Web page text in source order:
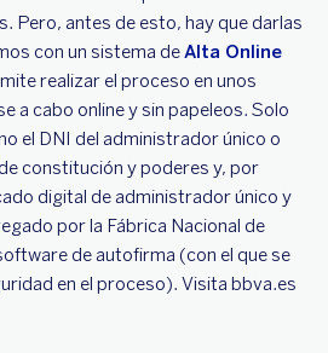
Pero, antes de esto, hay que darlas
con un sistema deAlta Online
realizar el proceso en unos
a cabo online y sin papeleos. Solo
el DNI del administrador único o
constitución y poderes y, por
digital de administrador único y
por la Fábrica Nacional de
de autofirma (con el que se
en el proceso). Visita bbva.es